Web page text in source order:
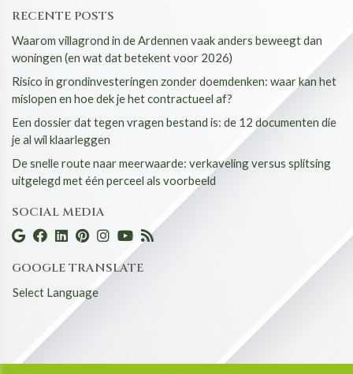
RECENTE POSTS
Waarom villagrond in de Ardennen vaak anders beweegt dan
woningen (en wat dat betekent voor 2026)
Risico in grondinvesteringen zonder doemdenken: waar kan het
mislopen en hoe dek je het contractueel af?
Een dossier dat tegen vragen bestand is: de 12 documenten die
je al wil klaarleggen
De snelle route naar meerwaarde: verkaveling versus splitsing
uitgelegd met één perceel als voorbeeld
SOCIAL MEDIA
GOOGLE TRANSLATE
Select Language